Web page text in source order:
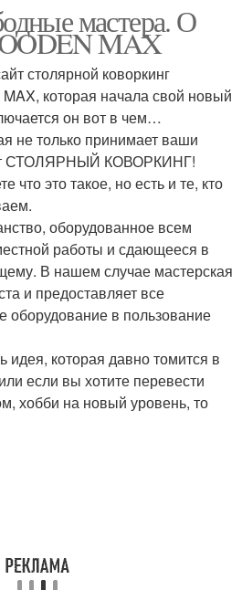
мастера. О
MAX
столярной коворкинг
которая начала свой новый
он вот в чем…
не только принимает ваши
СТОЛЯРНЫЙ КОВОРКИНГ!
что это такое, но есть и те, кто
оборудованное всем
работы и сдающееся в
В нашем случае мастерская
и предоставляет все
оборудование в пользование
идея, которая давно томится в
если вы хотите перевести
хобби на новый уровень, то